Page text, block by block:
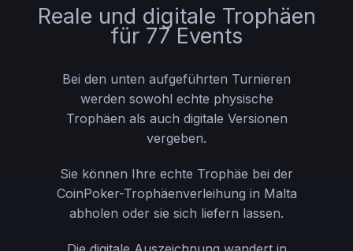
Reale und digitale Trophäen
für 77 Events
Bei den unten aufgeführten Turnieren
werden sowohl echte physische
Trophäen als auch digitale Versionen
vergeben.
Sie können Ihre echte Trophäe bei der
CoinPoker-Trophäenverleihung in Malta
abholen oder sie sich liefern lassen.